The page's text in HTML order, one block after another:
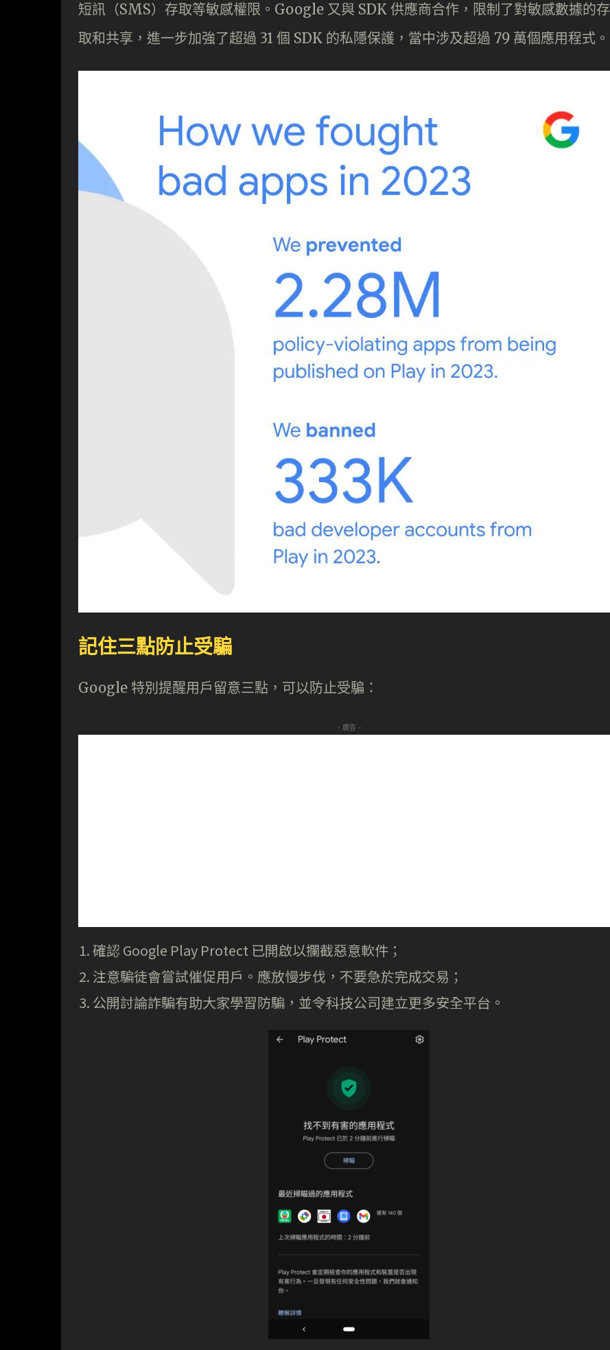
短訊（SMS）存取等敏感權限。Google 又與 SDK 供應商合作，限制了對敏感數據的存
取和共享，進一步加強了超過 31 個 SDK 的私隱保護，當中涉及超過 79 萬個應用程式。
記住三點防止受騙
Google 特別提醒用戶留意三點，可以防止受騙：
- 廣告 -
確認 Google Play Protect 已開啟以攔截惡意軟件；
注意騙徒會嘗試催促用戶。應放慢步伐，不要急於完成交易；
公開討論詐騙有助大家學習防騙，並令科技公司建立更多安全平台。